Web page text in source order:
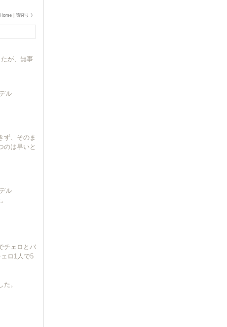
Home 筍狩り 》
が、無事
ル
ず、そのま
のは早いと
ル
チェロとバ
ロ1人で5
。